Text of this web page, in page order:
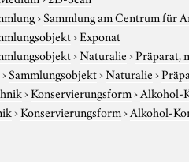
›Sammlung am Centrum für
›Exponat
›Naturalie›Präparat,
›Sammlungsobjekt›Naturalie›
›Konservierungsform›Alkohol-
›Konservierungsform›Alkohol-